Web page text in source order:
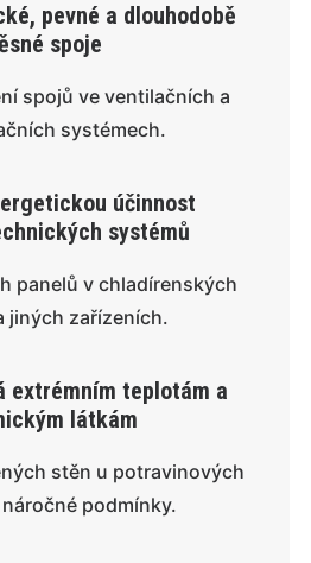
pevné a dlouhodobě
spoje
spojů ve ventilačních a
systémech.
účinnost
systémů
panelů v chladírenských
jiných zařízeních.
extrémním teplotám a
látkám
stěn u potravinových
podmínky.